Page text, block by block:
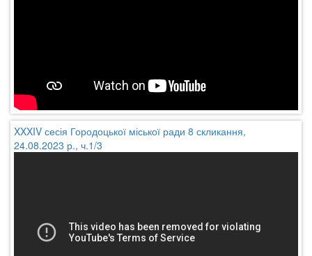
XXXIV сесія Городоцької міської ради 8 скликання,
24.08.2023 р., ч.1/3